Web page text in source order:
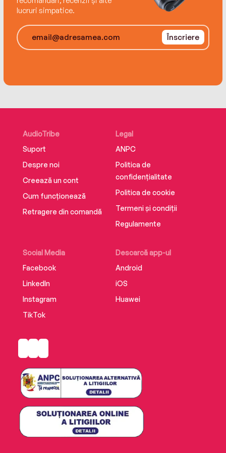
lucruri simpatice.
Înscriere
AudioTribe
Suport
Despre noi
Creează un cont
Cum funcționează
Retragere din comandă
Social Media
Facebook
LinkedIn
Instagram
TikTok
Descarcă app-ul
Android
iOS
Huawei
Legal
ANPC
Politica de
confidențialitate
Politica de cookie
Termeni și condiții
Regulamente